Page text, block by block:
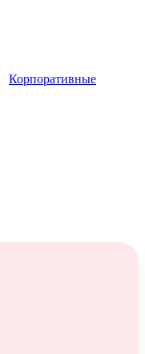
Корпоративные